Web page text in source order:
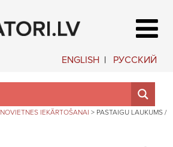
ENGLISH РУССКИЙ
NOVIETNES IEKĀRTOŠANAI > PASTAIGU LAUKUMS /